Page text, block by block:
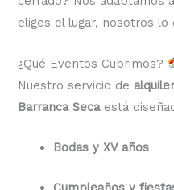
eliges el lugar, nosotros lo
¿Qué Eventos Cubrimos?
Nuestro servicio de
Barranca Secaestá
Bodas y XV años